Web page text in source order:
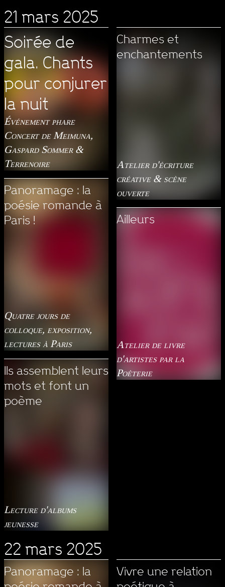
21 mars 2025
Soirée de
gala. Chants
pour conjurer
la nuit
Événement phare
Concert de Meimuna,
Gaspard Sommer &
Terrenoire
Panoramage : la
poésie romande à
Paris !
Quatre jours de
colloque, exposition,
lectures à Paris
Ils assemblent leurs
mots et font un
poème
Lecture d'albums
jeunesse
Charmes et
enchantements
Atelier d'écriture
créative & scène
ouverte
Ailleurs
Atelier de livre
d'artistes par la
Poèterie
22 mars 2025
Panoramage : la
Vivre une relation